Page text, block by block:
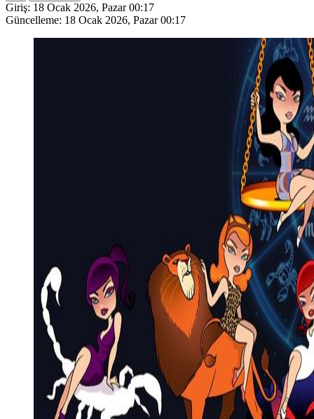
Giriş: 18 Ocak 2026, Pazar 00:17
Güncelleme: 18 Ocak 2026, Pazar 00:17